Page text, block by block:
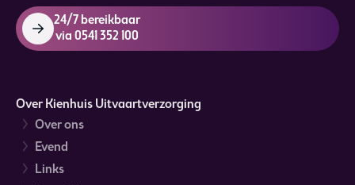
24/7 bereikbaar
via 0541 352 100
Over Kienhuis Uitvaartverzorging
Over ons
Evend
Links